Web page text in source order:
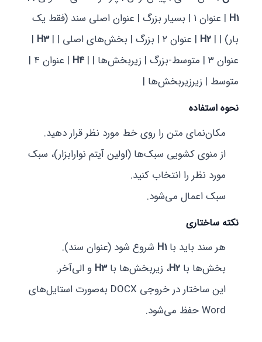
H1
| عنوان ۱ | بسیار بزرگ | عنوان اصلی سند (فقط یک
بار) | | H2 | عنوان ۲ | بزرگ | بخش‌های اصلی | | H3
|
عنوان ۳ | متوسط-بزرگ | زیربخش‌ها | |
H4
| عنوان ۴ |
متوسط | زیرزیربخش‌ها |
نحوه استفاده
مکان‌نمای متن را روی خط مورد نظر قرار دهید.
از منوی کشویی سبک‌ها (اولین آیتم نوارابزار)، سبک
مورد نظر را انتخاب کنید.
سبک اعمال می‌شود.
نکته ساختاری
هر سند باید باH1 شروع شود (عنوان سند).
بخش‌ها باH2، زیربخش‌ها باH3 و الی‌آخر.
این ساختار در خروجی DOCX به‌صورت استایل‌های
Word حفظ می‌شود.